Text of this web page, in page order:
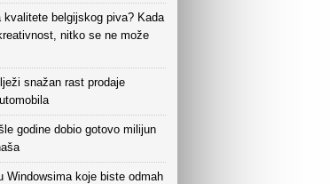
kvalitete belgijskog piva? Kada
nitko se ne može
snažan rast prodaje
godine dobio gotovo milijun
Windowsima koje biste odmah